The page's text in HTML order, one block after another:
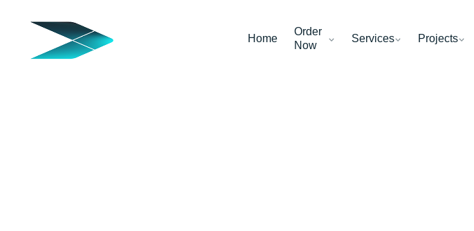
Home
Order
Now
Services Projects